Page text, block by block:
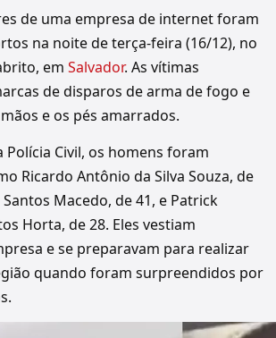
de uma empresa de internet foram
na noite de terça-feira (16/12), no
em Salvador. As vítimas
de disparos de arma de fogo e
e os pés amarrados.
Polícia Civil, os homens foram
Ricardo Antônio da Silva Souza, de
Santos Macedo, de 41, e Patrick
Horta, de 28. Eles vestiam
e se preparavam para realizar
quando foram surpreendidos por